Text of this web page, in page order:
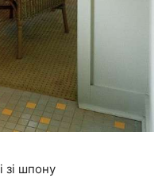
зі шпону